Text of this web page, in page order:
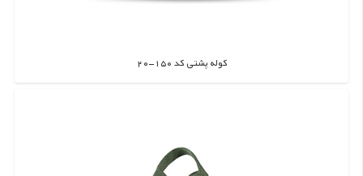
کوله پشتی کد 150-20
اطلاعات بیشتر